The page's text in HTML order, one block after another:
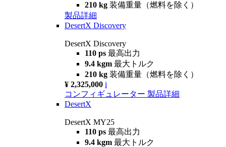
210 kg 装備重量（燃料を除く）
製品詳細
DesertX Discovery
DesertX Discovery
110 ps 最高出力
9.4 kgm 最大トルク
210 kg 装備重量（燃料を除く）
¥ 2,325,000 i
コンフィギュレーター 製品詳細
DesertX
DesertX MY25
110 ps 最高出力
9.4 kgm 最大トルク